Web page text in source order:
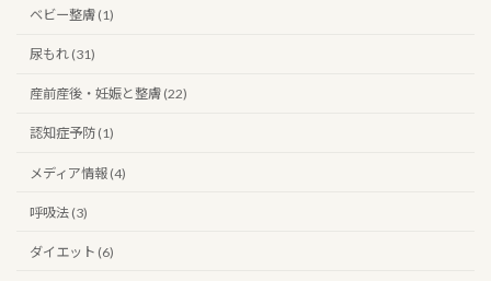
ベビー整膚 (1)
尿もれ (31)
産前産後・妊娠と整膚 (22)
認知症予防 (1)
メディア情報 (4)
呼吸法 (3)
ダイエット (6)